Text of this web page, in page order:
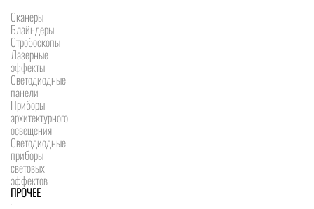
Сканеры
Блайндеры
Стробоскопы
Лазерные
эффекты
Светодиодные
панели
Приборы
архитектурного
освещения
Светодиодные
приборы
световых
эффектов
ПРОЧЕЕ